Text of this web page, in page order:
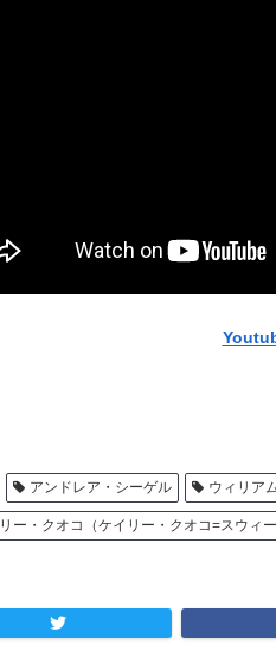
アンドレア・シーゲル ウィリア
ー・クオコ（ケイリー・クオコ=スウィー